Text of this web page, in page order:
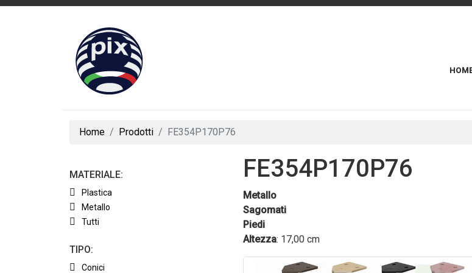
Home Prodotti FE354P170P76
MATERIALE:
Plastica
Metallo
Tutti
TIPO:
Conici
FE354P170P76
Metallo
Sagomati
Piedi
Altezza: 17,00 cm